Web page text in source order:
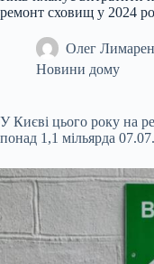
ремонт сховищ у 2024
Олег
Новини дому
У Києві цього року на
понад 1,1 мільярда